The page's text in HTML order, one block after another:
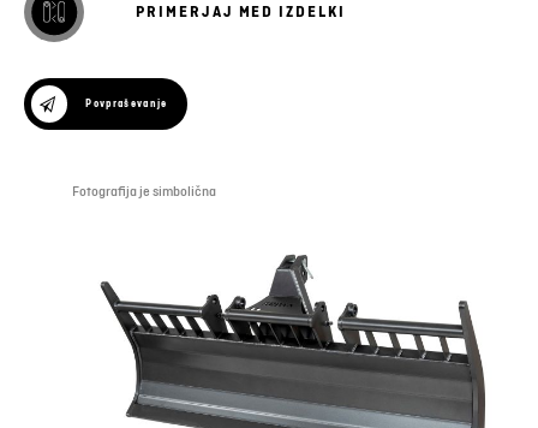
Fotografija je simbolična
PRIMERJAJ MED IZDELKI
Povpraševanje